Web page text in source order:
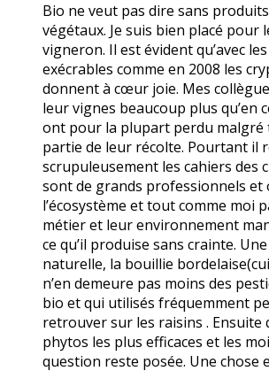
Bio ne veut pas dire sans
végétaux. Je suis bien placé pour
vigneron. Il est évident qu’avec
exécrables comme en 2008 les
donnent à cœur joie. Mes
leur vignes beaucoup plus qu’en
ont pour la plupart perdu
partie de leur récolte. Pourtant il
scrupuleusement les cahiers des
sont de grands professionnels et
l’écosystème et tout comme moi
métier et leur environnement
ce qu’il produise sans crainte.
naturelle, la bouillie
n’en demeure pas moins des
bio et qui utilisés fréquemment
retrouver sur les raisins . Ensuite
phytos les plus efficaces et les
question reste posée. Une chose